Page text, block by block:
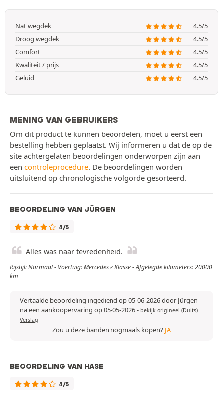
Nat wegdek
4.5/5
Droog wegdek
4.5/5
Comfort
4.5/5
Kwaliteit / prijs
4.5/5
Geluid
4.5/5
MENING VAN GEBRUIKERS
Om dit product te kunnen beoordelen, moet u eerst een
bestelling hebben geplaatst. Wij informeren u dat de op de
site achtergelaten beoordelingen onderworpen zijn aan
een controleprocedure. De beoordelingen worden
uitsluitend op chronologische volgorde gesorteerd.
BEOORDELING VAN JÜRGEN
4/5
Alles was naar tevredenheid.
Rijstijl: Normaal - Voertuig: Mercedes e Klasse - Afgelegde kilometers: 20000
km
Vertaalde beoordeling ingediend op 05-06-2026 door Jürgen
na een aankoopervaring op 05-05-2026- bekijk origineel (Duits)
Verslag
Zou u deze banden nogmaals kopen? JA
BEOORDELING VAN HASE
4/5